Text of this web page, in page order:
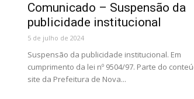
Comunicado – Suspensão da
publicidade institucional
5 de julho de 2024
Suspensão da publicidade institucional. Em
cumprimento da lei nº 9504/97. Parte do
site da Prefeitura de Nova...